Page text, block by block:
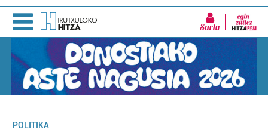
Sartu
POLITIKA